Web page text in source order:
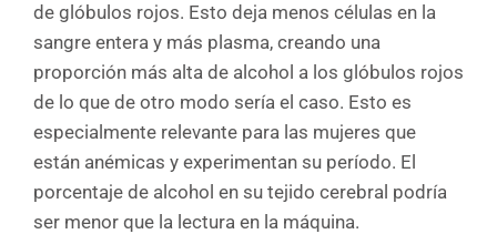
de glóbulos rojos. Esto deja menos células en la
sangre entera y más plasma, creando una
proporción más alta de alcohol a los glóbulos rojos
de lo que de otro modo sería el caso. Esto es
especialmente relevante para las mujeres que
están anémicas y experimentan su período. El
porcentaje de alcohol en su tejido cerebral podría
ser menor que la lectura en la máquina.